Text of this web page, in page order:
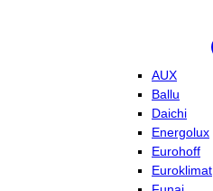
AUX
Ballu
Daichi
Energolux
Eurohoff
Euroklimat